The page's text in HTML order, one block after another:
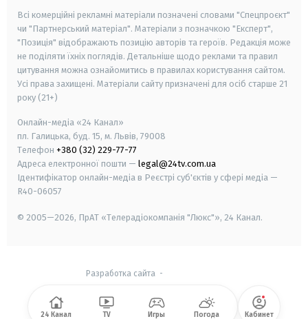
Всі комерційні рекламні матеріали позначені словами "Спецпроєкт"
чи "Партнерський матеріал". Матеріали з позначкою "Експерт",
"Позиція" відображають позицію авторів та героїв. Редакція може
не поділяти їхніх поглядів. Детальніше щодо реклами та правил
цитування можна ознайомитись в правилах користування сайтом.
Усі права захищені. Матеріали сайту призначені для осіб старше 21
року (21+)
Онлайн-медіа «24 Канал»
пл. Галицька, буд. 15, м. Львів, 79008
Телефон +380 (32) 229-77-77
Адреса електронної пошти — legal@24tv.com.ua
Ідентифікатор онлайн-медіа в Реєстрі суб'єктів у сфері медіа —
R40-06057
© 2005—2026, ПрАТ «Телерадіокомпанія "Люкс"», 24 Канал.
Разработка сайта -
24 Канал TV Игры Погода Кабинет